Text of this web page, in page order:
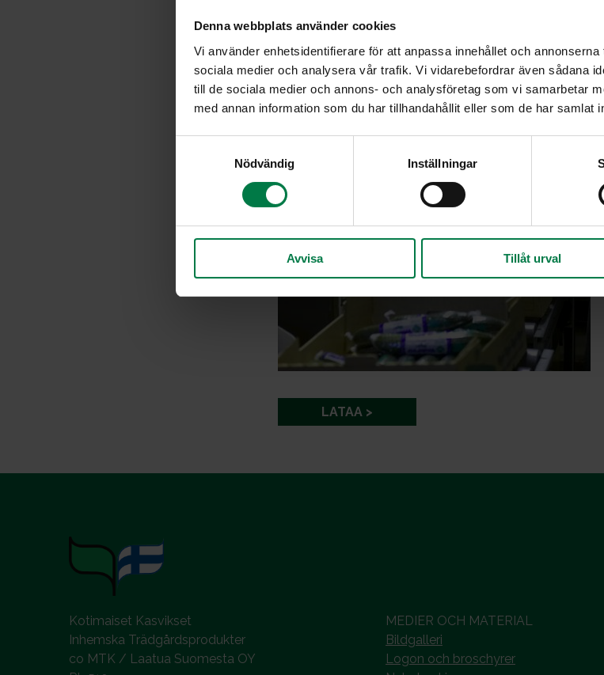
Denna webbplats använder cookies
Vi använder enhetsidentifierare för att anpassa innehållet och
sociala medier och analysera vår trafik. Vi vidarebefordrar även sådana
till de sociala medier och annons- och analysföretag som vi samarbetar
med annan information som du har tillhandahållit eller som de har samlat
s
Nödvändig Inställningar
Avvisa Tillåt urval
LATAA
Kotimaiset Kasvikset
Inhemska Trädgårdsprodukter
co MTK / Laatua Suomesta OY
MEDIER OCH MATERIAL
Bildgalleri
Logon och broschyrer